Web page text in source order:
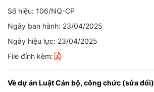
Số hiệu: 106/NQ-CP
Ngày ban hành: 23/04/2025
Ngày hiệu lực: 23/04/2025
File đính kèm:
Về dự án Luật Cán bộ, công chức (sửa đổi)